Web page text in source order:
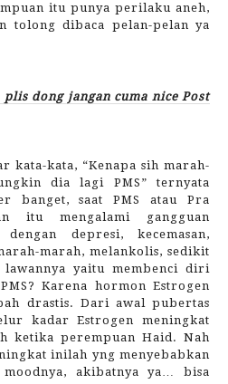
itu punya perilaku aneh,
tolong dibaca pelan-pelan ya
dong jangan cuma nice Post
kata-kata, “Kenapa sih marah-
dia lagi PMS” ternyata
banget, saat PMS atau Pra
itu mengalami gangguan
depresi, kecemasan,
marah, melankolis, sedikit
yaitu membenci diri
Karena hormon Estrogen
drastis. Dari awal pubertas
kadar Estrogen meningkat
ketika perempuan Haid. Nah
inilah yng menyebabkan
akibatnya ya… bisa